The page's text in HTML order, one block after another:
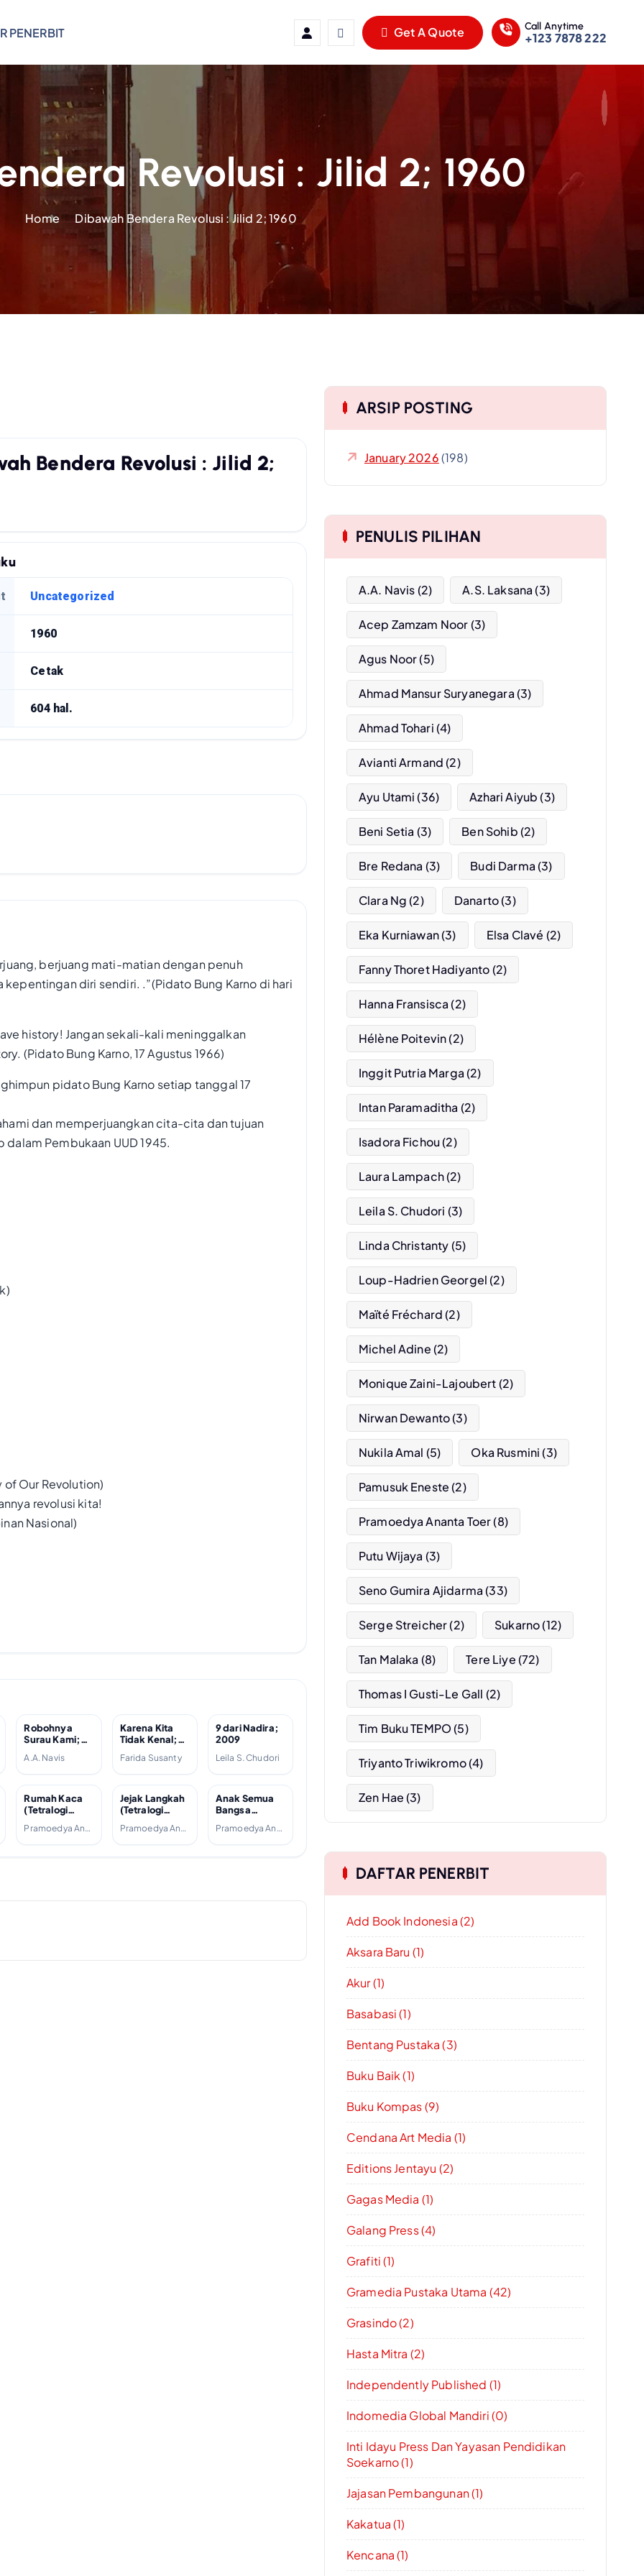
PENERBIT Get A Quote Call Anytime
+123 7878 222
Revolusi : Jilid 2; 1960
Home Dibawah Bendera Revolusi : Jilid 2; 1960
Bendera Revolusi : Jilid 2;
Uncategorized
1960
Cetak
604 hal.
berjuang mati-matian dengan penuh
diri sendiri. .”(Pidato Bung Karno di hari
history! Jangan sekali-kali meninggalkan
(Pidato Bung Karno, 17 Agustus 1966)
pidato Bung Karno setiap tanggal 17
dan memperjuangkan cita-cita dan tujuan
Pembukaan UUD 1945.
Our Revolution)
revolusi kita!
Nasional)
Robohnya
Surau Kami;
A.A. Navis
Karena Kita
Tidak Kenal;
Farida Susanty
9 dari Nadira;
2009
Leila S. Chudori
Rumah Kaca
(Tetralogi
1988
Pramoedya Ananta Toer
Jejak Langkah
(Tetralogi
2007
Pramoedya Ananta Toer
Anak Semua
Bangsa
Buru, #2);
1981
Pramoedya Ananta Toer
ARSIP POSTING
January 2026(198)
PENULIS PILIHAN
A.A. Navis(2) A.S. Laksana(3)
Acep Zamzam Noor(3)
Agus Noor(5)
Ahmad Mansur Suryanegara(3)
Ahmad Tohari(4)
Avianti Armand(2)
Ayu Utami(36) Azhari Aiyub(3)
Beni Setia (3) Ben Sohib(2)
Bre Redana (3) Budi Darma(3)
Clara Ng(2) Danarto(3)
Eka Kurniawan(3) Elsa Clavé (2)
Fanny Thoret Hadiyanto(2)
Hanna Fransisca(2)
Hélène Poitevin(2)
Inggit Putria Marga(2)
Intan Paramaditha (2)
Isadora Fichou(2)
Laura Lampach(2)
Leila S. Chudori (3)
Linda Christanty(5)
Loup-Hadrien Georgel(2)
Maïté Fréchard(2)
Michel Adine(2)
Monique Zaini-Lajoubert(2)
Nirwan Dewanto(3)
Nukila Amal (5) Oka Rusmini(3)
Pamusuk Eneste(2)
Pramoedya Ananta Toer(8)
Putu Wijaya (3)
Seno Gumira Ajidarma(33)
Serge Streicher(2) Sukarno(12)
Tan Malaka (8) Tere Liye(72)
Thomas I Gusti-Le Gall (2)
Tim Buku TEMPO(5)
Triyanto Triwikromo(4)
Zen Hae(3)
DAFTAR PENERBIT
Add Book Indonesia (2)
Aksara Baru (1)
Akur (1)
Basabasi (1)
Bentang Pustaka (3)
Buku Baik (1)
Buku Kompas (9)
Cendana Art Media (1)
Editions Jentayu (2)
Gagas Media (1)
Galang Press (4)
Grafiti (1)
Gramedia Pustaka Utama (42)
Grasindo (2)
Hasta Mitra (2)
Independently Published (1)
Indomedia Global Mandiri (0)
Inti Idayu Press Dan Yayasan Pendidikan
Soekarno (1)
Jajasan Pembangunan (1)
Kakatua (1)
Kencana (1)